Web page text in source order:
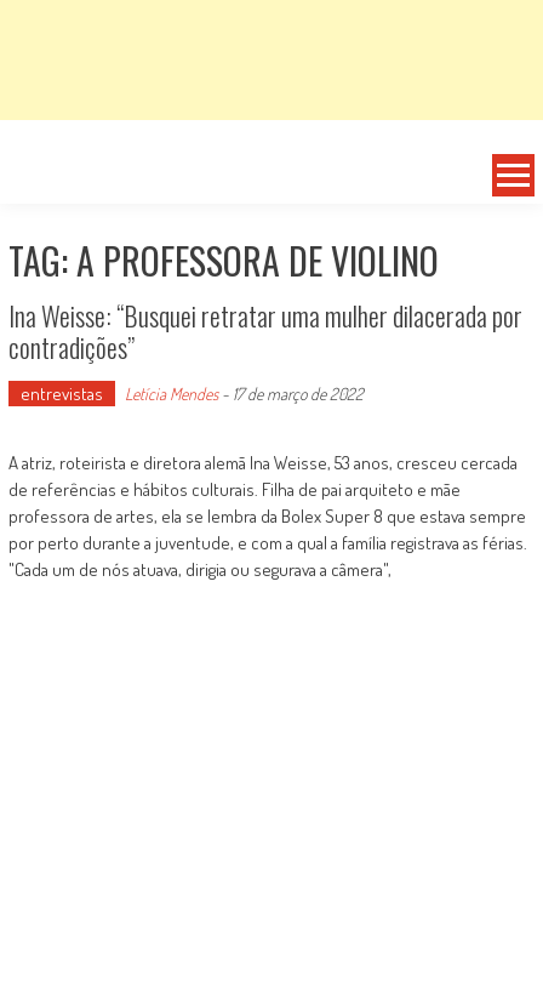
TAG: A PROFESSORA DE VIOLINO
Ina Weisse: “Busquei retratar uma mulher dilacerada por
contradições”
entrevistas Letícia Mendes- 17 de março de 2022
A atriz, roteirista e diretora alemã Ina Weisse, 53 anos, cresceu cercada
de referências e hábitos culturais. Filha de pai arquiteto e mãe
professora de artes, ela se lembra da Bolex Super 8 que estava sempre
por perto durante a juventude, e com a qual a família registrava as férias.
"Cada um de nós atuava, dirigia ou segurava a câmera",